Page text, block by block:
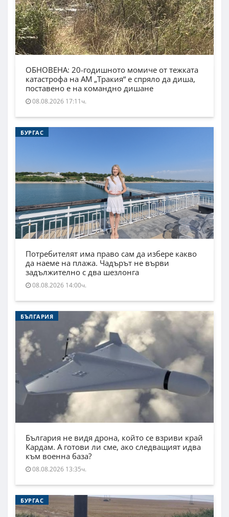
ОБНОВЕНА: 20-годишното момиче от тежката
катастрофа на АМ „Тракия“ е спряло да диша,
поставено е на командно дишане
08.08.2026 17:11ч.
БУРГАС
Потребителят има право сам да избере какво
да наеме на плажа. Чадърът не върви
задължително с два шезлонга
08.08.2026 14:00ч.
БЪЛГАРИЯ
България не видя дрона, който се взриви край
Кардам. А готови ли сме, ако следващият идва
към военна база?
08.08.2026 13:35ч.
БУРГАС